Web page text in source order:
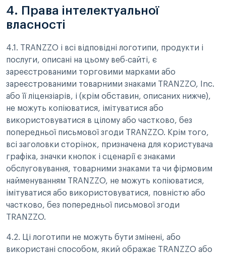
4. Права інтелектуальної
власності
4.1. TRANZZO і всі відповідні логотипи, продукти і
послуги, описані на цьому веб-сайті, є
зареєстрованими торговими марками або
зареєстрованими товарними знаками TRANZZO, Inc.
або її ліцензіарів, і (крім обставин, описаних нижче),
не можуть копіюватися, імітуватися або
використовуватися в цілому або частково, без
попередньої письмової згоди TRANZZO. Крім того,
всі заголовки сторінок, призначена для користувача
графіка, значки кнопок і сценарії є знаками
обслуговування, товарними знаками та чи фірмовим
найменуванням TRANZZO, не можуть копіюватися,
імітуватися або використовуватися, повністю або
частково, без попередньої письмової згоди
TRANZZO.
4.2. Ці логотипи не можуть бути змінені, або
використані способом, який ображає TRANZZO або